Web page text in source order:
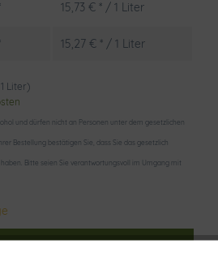
15,73 € * / 1 Liter
15,27 € * / 1 Liter
Liter)
und dürfen nicht an Personen unter dem gesetzlichen
Bestellung bestätigen Sie, dass Sie das gesetzlich
Bitte seien Sie verantwortungsvoll im Umgang mit
In den Warenkorb